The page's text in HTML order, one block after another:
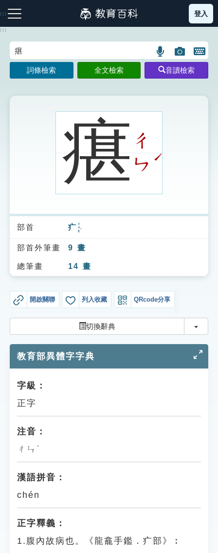
到
主
:::
注音索引圖示 筆畫索引圖示 部首索引表圖示
索引選單
知識索引
單字索引
遊戲專區
教學應用
貓頭鷹博士
登入
:::
語
言
搜
示
圖
片
搜
開
鍵
圖
詞條檢索 全文檢索 音讀檢索
瘎ㄔ
ㄣˊ
部首 疒 ㄔㄨㄤˊ
部首外筆畫 9 畫
總筆畫 14 畫
開啟關聯 列入收藏 QRcode分享
切換辭典 切換
教育部異體字字典
字級：
正字
注音：
ㄔㄣˊ
漢語拼音：
chén
正字釋義：
1.腹內故病也。《龍龕手鑑．疒部》︰